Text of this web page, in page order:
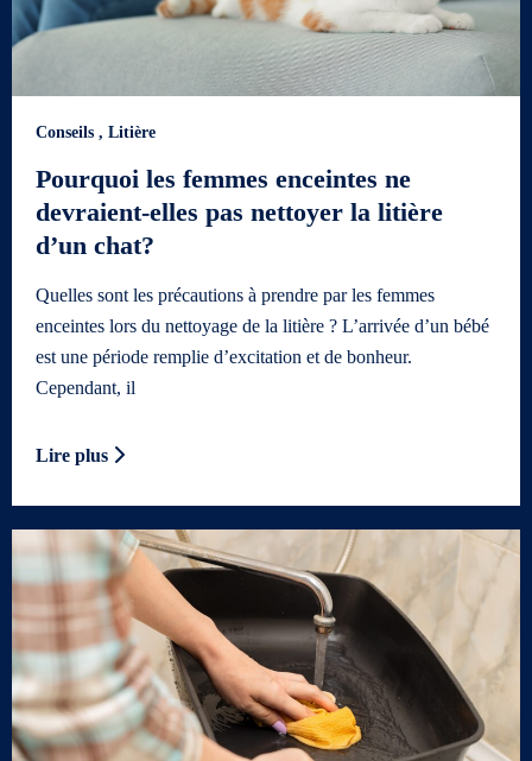
Conseils , Litière
Pourquoi les femmes enceintes ne
devraient-elles pas nettoyer la litière
d’un chat?
Quelles sont les précautions à prendre par les femmes
enceintes lors du nettoyage de la litière ? L’arrivée d’un bébé
est une période remplie d’excitation et de bonheur.
Cependant, il
Lire plus